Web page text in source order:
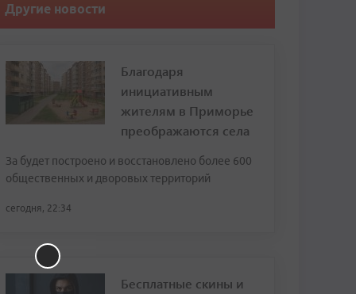
Другие новости
Благодаря
инициативным
жителям в Приморье
преображаются села
За будет построено и восстановлено более 600
общественных и дворовых территорий
сегодня, 22:34
Бесплатные скины и